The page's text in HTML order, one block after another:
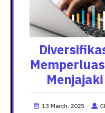
13 March, 2025